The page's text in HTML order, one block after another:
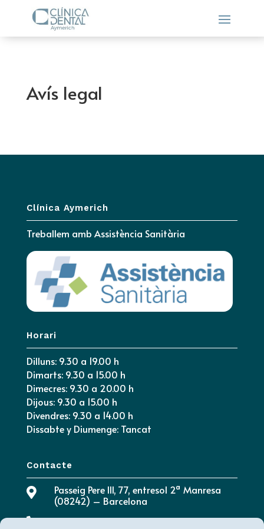
Avís legal
Clínica Aymerich
Treballem amb Assistència Sanitària
Horari
Dilluns: 9.30 a 19.00 h
Dimarts: 9.30 a 15.00 h
Dimecres: 9.30 a 20.00 h
Dijous: 9.30 a 15.00 h
Divendres: 9.30 a 14.00 h
Dissabte y Diumenge: Tancat
Contacte

Passeig Pere III, 77, entresol 2ª Manresa
(08242) – Barcelona
 680 944 448 - 938 734 737